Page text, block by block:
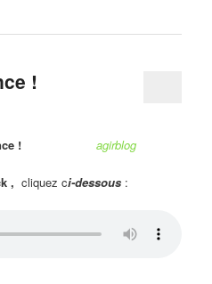
!
! agirblog
, cliquez ci-dessous :